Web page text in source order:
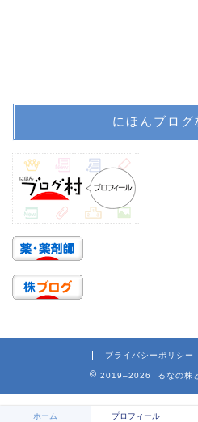
にほんブログ
プライバシーポリシー
2019–2026 るなの株
ホーム プロフィール